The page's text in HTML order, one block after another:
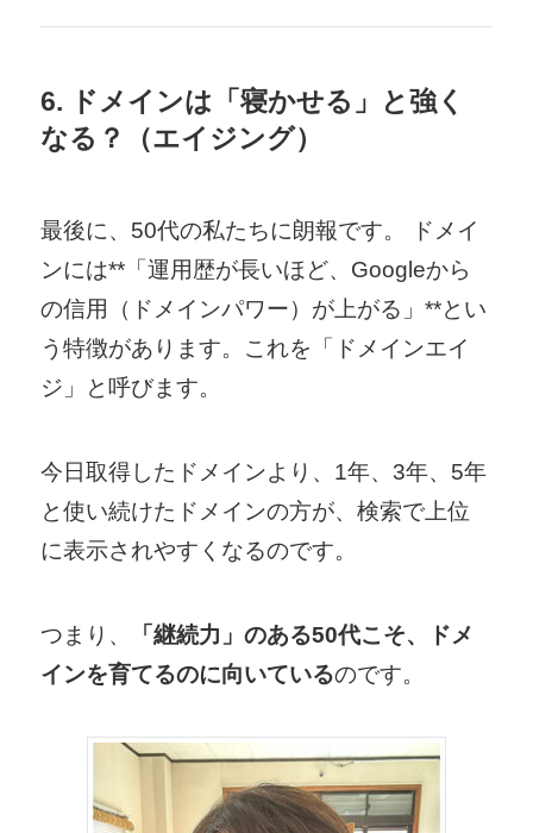
6. ドメインは「寝かせる」と強く
なる？（エイジング）
最後に、50代の私たちに朗報です。 ドメイ
ンには**「運用歴が長いほど、Googleから
の信用（ドメインパワー）が上がる」**とい
う特徴があります。これを「ドメインエイ
ジ」と呼びます。
今日取得したドメインより、1年、3年、5年
と使い続けたドメインの方が、検索で上位
に表示されやすくなるのです。
つまり、
「継続力」のある50代こそ、ドメ
インを育てるのに向いているのです。